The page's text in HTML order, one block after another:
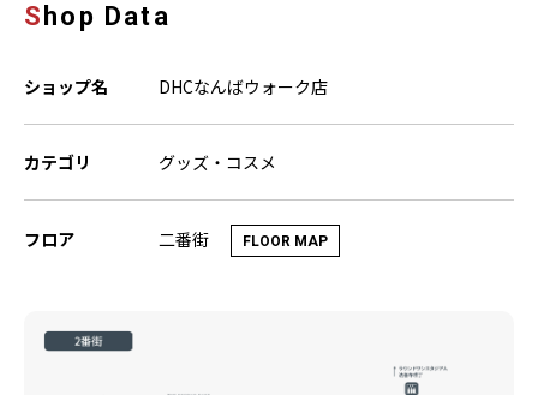
Shop Data
ショップ名 DHCなんばウォーク店
カテゴリ グッズ・コスメ
フロア 二番街 FLOOR MAP